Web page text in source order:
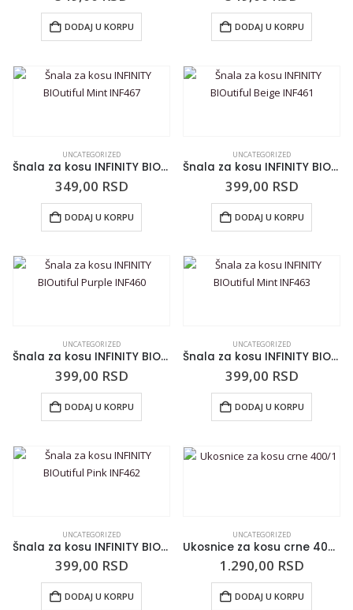
DODAJ U KORPU DODAJ U KORPU
UNCATEGORIZED
Šnala za kosu INFINITY BIOutiful Mint INF467
349,00 RSD
DODAJ U KORPU
UNCATEGORIZED
Šnala za kosu INFINITY BIOutiful Beige INF461
399,00 RSD
DODAJ U KORPU
UNCATEGORIZED
Šnala za kosu INFINITY BIOutiful Purple INF460
399,00 RSD
DODAJ U KORPU
UNCATEGORIZED
Šnala za kosu INFINITY BIOutiful Mint INF463
399,00 RSD
DODAJ U KORPU
UNCATEGORIZED
Šnala za kosu INFINITY BIOutiful Pink INF462
399,00 RSD
DODAJ U KORPU
UNCATEGORIZED
Ukosnice za kosu crne 400/1
1.290,00 RSD
DODAJ U KORPU